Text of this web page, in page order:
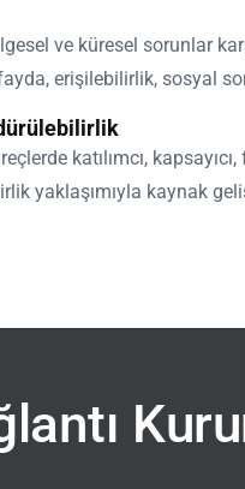
ve küresel sorunlar
erişilebilirlik, sosyal
katılımcı,
yaklaşımıyla kaynak